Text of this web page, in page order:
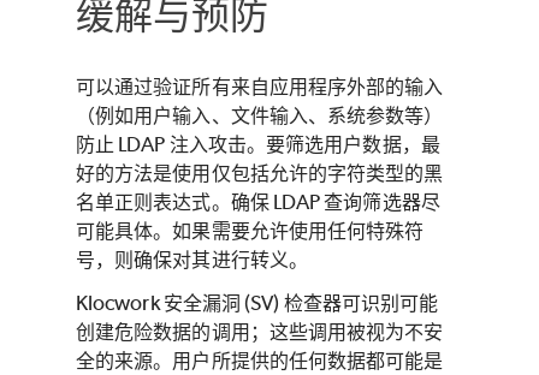
缓解与预防
可以通过验证所有来自应用程序外部的输入
（例如用户输入、文件输入、系统参数等）
防止 LDAP 注入攻击。要筛选用户数据，最
好的方法是使用仅包括允许的字符类型的黑
名单正则表达式。确保 LDAP 查询筛选器尽
可能具体。如果需要允许使用任何特殊符
号，则确保对其进行转义。
Klocwork安全漏洞 (SV) 检查器可识别可能
创建危险数据的调用；这些调用被视为不安
全的来源。用户所提供的任何数据都可能是